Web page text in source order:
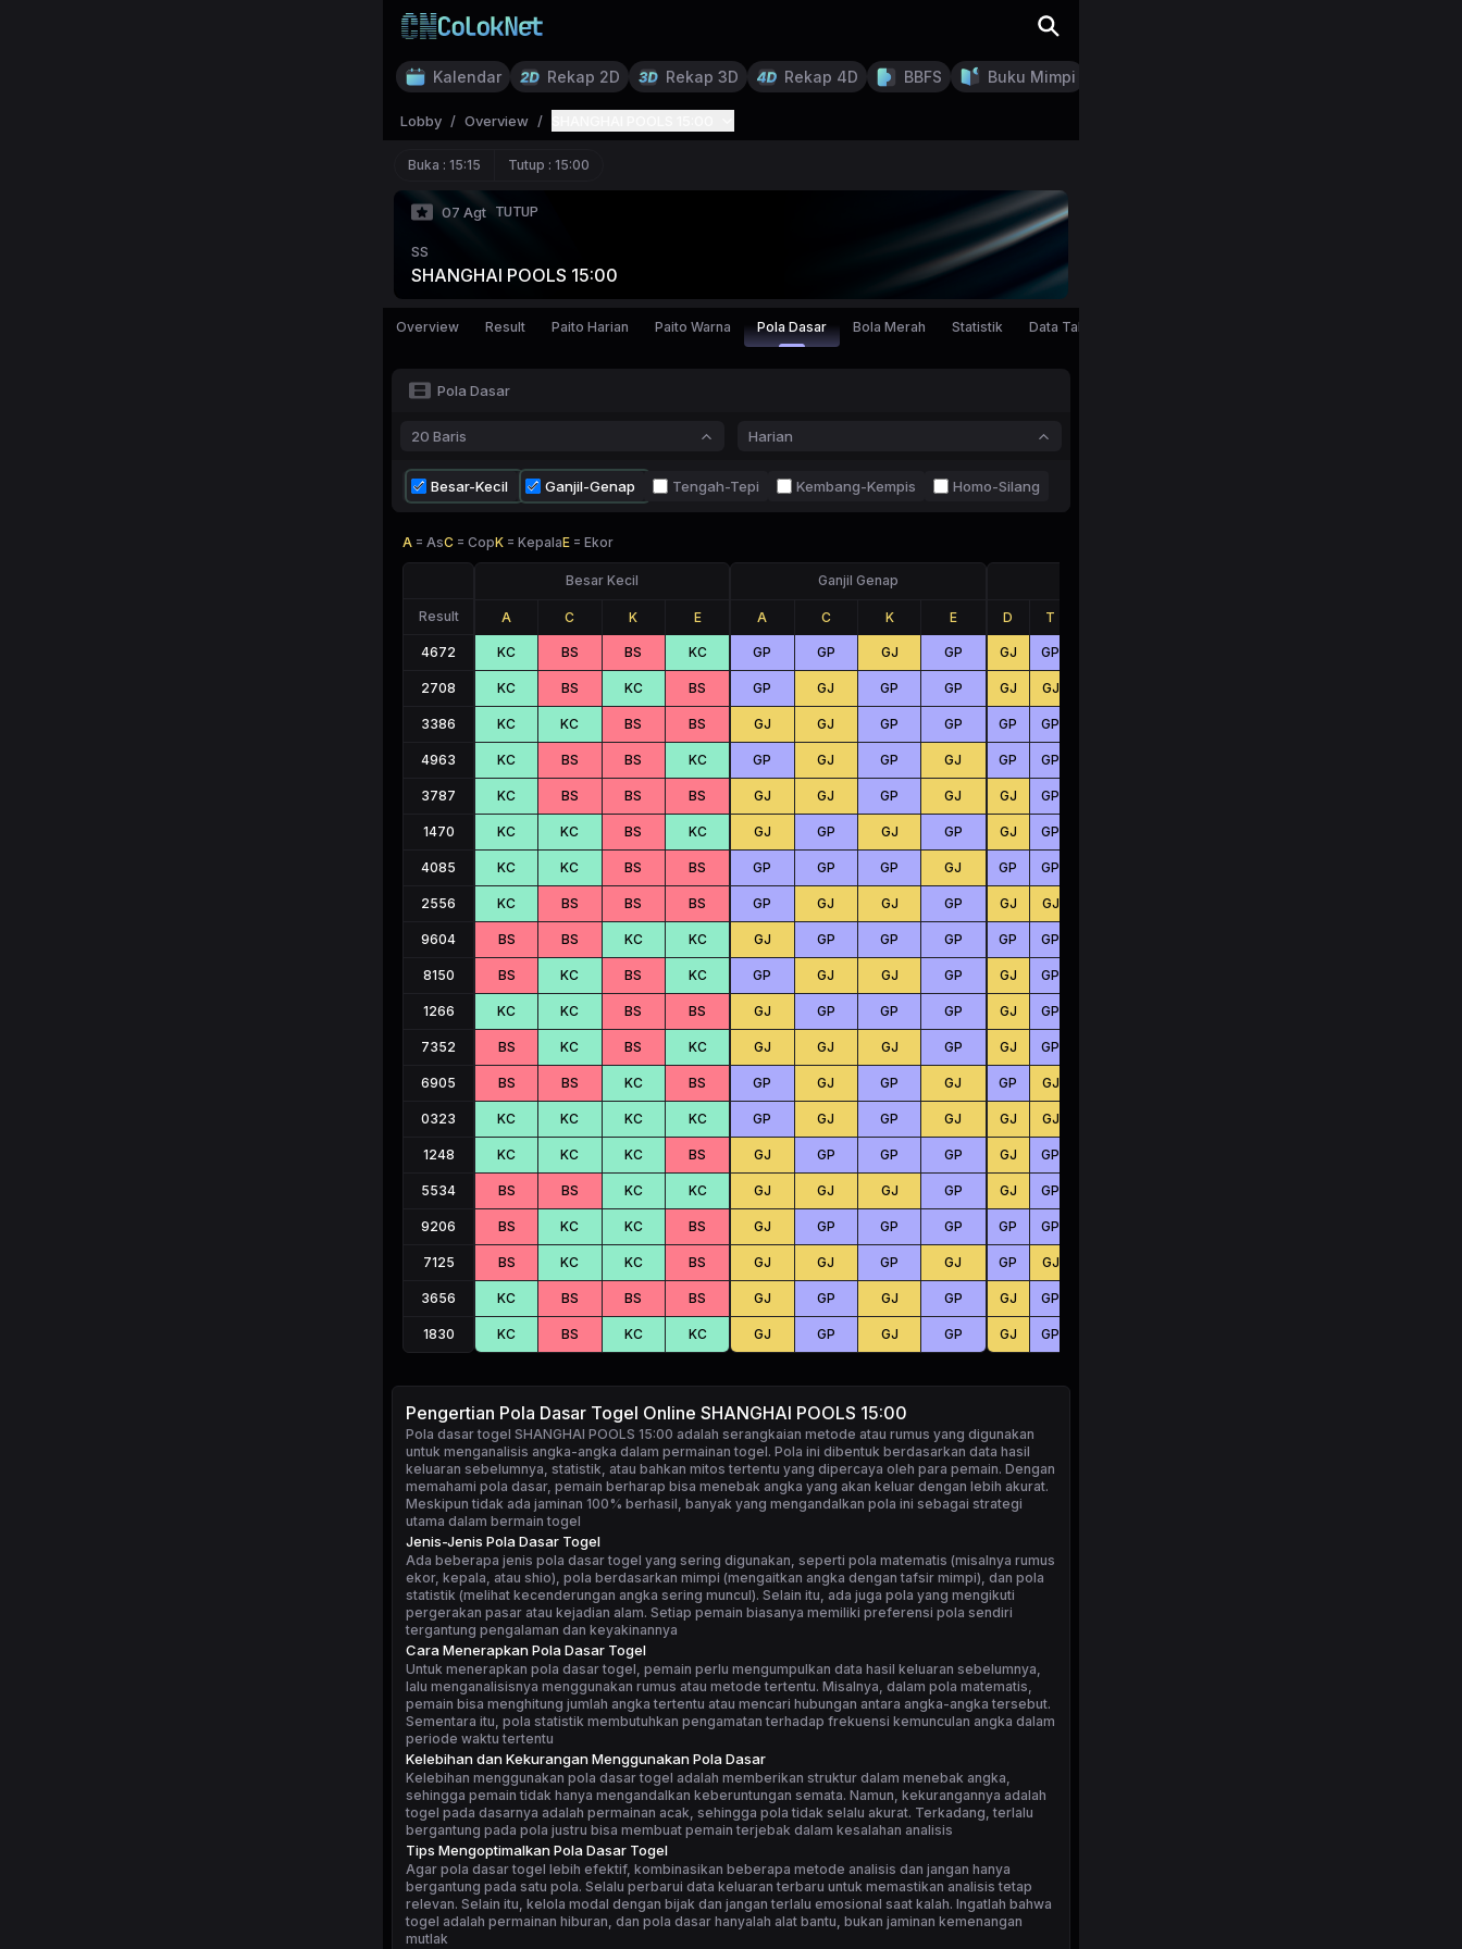
Kalendar Rekap 2D Rekap 3D Rekap 4D BBFS Buku Mimpi
Lobby / Overview /
Buka : 15:15 Tutup : 15:00
07 Agt TUTUP
SS
SHANGHAI POOLS 15:00
Overview Result Paito Harian Paito Warna Pola Dasar Bola Merah Statistik Data Tahunan
Pola Dasar
20 Baris Harian
Besar-Kecil Ganjil-Genap Tengah-Tepi Kembang-Kempis Homo-Silang
A = AsC = CopK = KepalaE = Ekor
Result
4672
2708
3386
4963
3787
1470
4085
2556
9604
8150
1266
7352
6905
0323
1248
5534
9206
7125
3656
1830
Besar Kecil
A C K E
KC BS BS KC
KC BS KC BS
KC KC BS BS
KC BS BS KC
KC BS BS BS
KC KC BS KC
KC KC BS BS
KC BS BS BS
BS BS KC KC
BS KC BS KC
KC KC BS BS
BS KC BS KC
BS BS KC BS
KC KC KC KC
KC KC KC BS
BS BS KC KC
BS KC KC BS
BS KC KC BS
KC BS BS BS
KC BS KC KC
Ganjil Genap
A C K E
GP GP GJ GP
GP GJ GP GP
GJ GJ GP GP
GP GJ GP GJ
GJ GJ GP GJ
GJ GP GJ GP
GP GP GP GJ
GP GJ GJ GP
GJ GP GP GP
GP GJ GJ GP
GJ GP GP GP
GJ GJ GJ GP
GP GJ GP GJ
GP GJ GP GJ
GJ GP GP GP
GJ GJ GJ GP
GJ GP GP GP
GJ GJ GP GJ
GJ GP GJ GP
GJ GP GJ GP
D T
GJ GP
GJ GJ
GP GP
GP GP
GJ GP
GJ GP
GP GP
GJ GJ
GP GP
GJ GP
GJ GP
GJ GP
GP GJ
GJ GJ
GJ GP
GJ GP
GP GP
GP GJ
GJ GP
GJ GP
Pengertian Pola Dasar Togel Online SHANGHAI POOLS 15:00
Pola dasar togel SHANGHAI POOLS 15:00 adalah serangkaian metode atau rumus yang digunakan
untuk menganalisis angka-angka dalam permainan togel. Pola ini dibentuk berdasarkan data hasil
keluaran sebelumnya, statistik, atau bahkan mitos tertentu yang dipercaya oleh para pemain. Dengan
memahami pola dasar, pemain berharap bisa menebak angka yang akan keluar dengan lebih akurat.
Meskipun tidak ada jaminan 100% berhasil, banyak yang mengandalkan pola ini sebagai strategi
utama dalam bermain togel
Jenis-Jenis Pola Dasar Togel
Ada beberapa jenis pola dasar togel yang sering digunakan, seperti pola matematis (misalnya rumus
ekor, kepala, atau shio), pola berdasarkan mimpi (mengaitkan angka dengan tafsir mimpi), dan pola
statistik (melihat kecenderungan angka sering muncul). Selain itu, ada juga pola yang mengikuti
pergerakan pasar atau kejadian alam. Setiap pemain biasanya memiliki preferensi pola sendiri
tergantung pengalaman dan keyakinannya
Cara Menerapkan Pola Dasar Togel
Untuk menerapkan pola dasar togel, pemain perlu mengumpulkan data hasil keluaran sebelumnya,
lalu menganalisisnya menggunakan rumus atau metode tertentu. Misalnya, dalam pola matematis,
pemain bisa menghitung jumlah angka tertentu atau mencari hubungan antara angka-angka tersebut.
Sementara itu, pola statistik membutuhkan pengamatan terhadap frekuensi kemunculan angka dalam
periode waktu tertentu
Kelebihan dan Kekurangan Menggunakan Pola Dasar
Kelebihan menggunakan pola dasar togel adalah memberikan struktur dalam menebak angka,
sehingga pemain tidak hanya mengandalkan keberuntungan semata. Namun, kekurangannya adalah
togel pada dasarnya adalah permainan acak, sehingga pola tidak selalu akurat. Terkadang, terlalu
bergantung pada pola justru bisa membuat pemain terjebak dalam kesalahan analisis
Tips Mengoptimalkan Pola Dasar Togel
Agar pola dasar togel lebih efektif, kombinasikan beberapa metode analisis dan jangan hanya
bergantung pada satu pola. Selalu perbarui data keluaran terbaru untuk memastikan analisis tetap
relevan. Selain itu, kelola modal dengan bijak dan jangan terlalu emosional saat kalah. Ingatlah bahwa
togel adalah permainan hiburan, dan pola dasar hanyalah alat bantu, bukan jaminan kemenangan
mutlak